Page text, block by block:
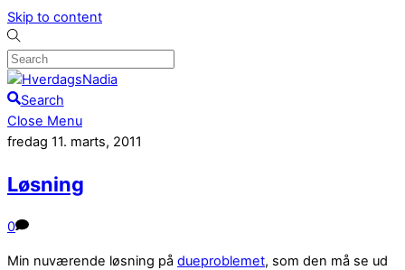
Skip to content
Search
Close Menu
fredag 11. marts, 2011
Løsning
0
Min nuværende løsning på dueproblemet, som den må se ud